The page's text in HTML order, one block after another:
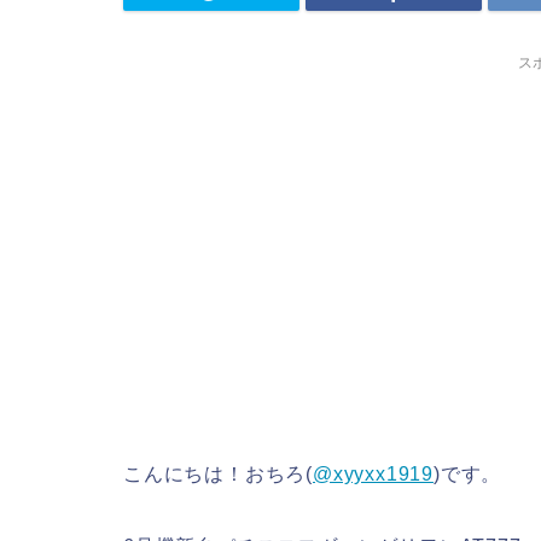
ス
こんにちは！おちろ(@xyyxx1919)です。